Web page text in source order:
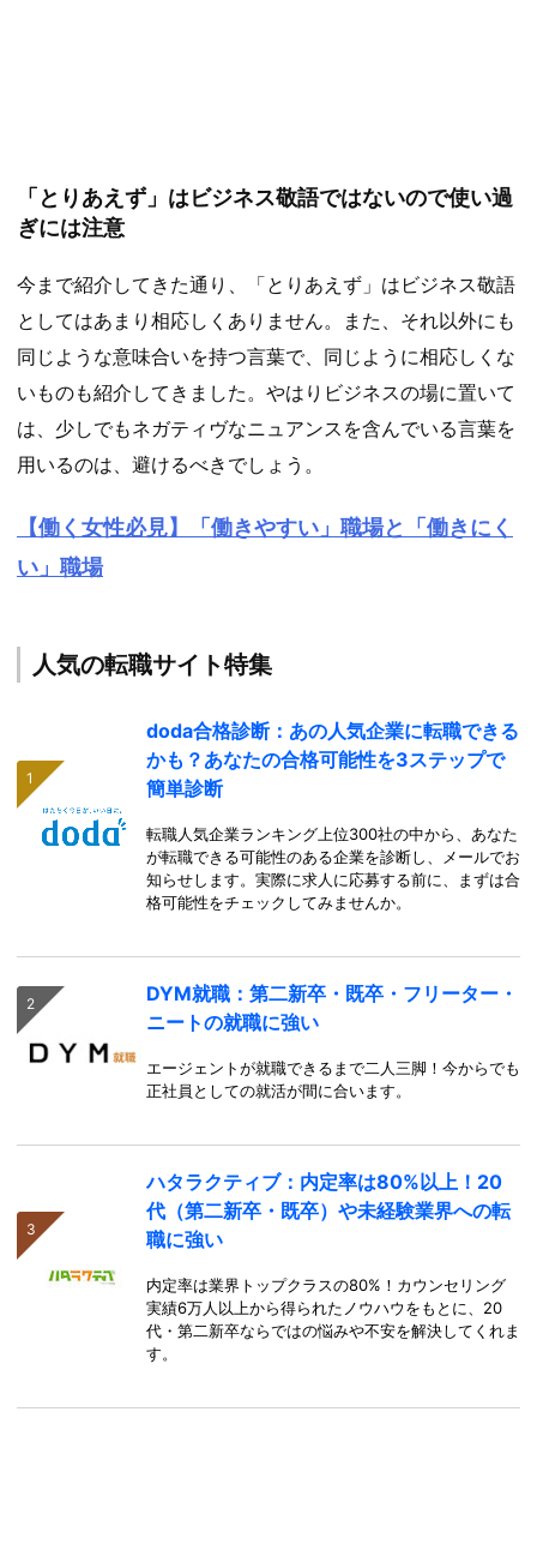
「とりあえず」はビジネス敬語ではないので使い過
ぎには注意
今まで紹介してきた通り、「とりあえず」はビジネス敬語
としてはあまり相応しくありません。また、それ以外にも
同じような意味合いを持つ言葉で、同じように相応しくな
いものも紹介してきました。やはりビジネスの場に置いて
は、少しでもネガティヴなニュアンスを含んでいる言葉を
用いるのは、避けるべきでしょう。
【働く女性必見】「働きやすい」職場と「働きにく
い」職場
人気の転職サイト特集
doda合格診断：あの人気企業に転職できる
かも？あなたの合格可能性を3ステップで
簡単診断
転職人気企業ランキング上位300社の中から、あなた
が転職できる可能性のある企業を診断し、メールでお
知らせします。実際に求人に応募する前に、まずは合
格可能性をチェックしてみませんか。
DYM就職：第二新卒・既卒・フリーター・
ニートの就職に強い
エージェントが就職できるまで二人三脚！今からでも
正社員としての就活が間に合います。
ハタラクティブ：内定率は80%以上！20
代（第二新卒・既卒）や未経験業界への転
職に強い
内定率は業界トップクラスの80%！カウンセリング
実績6万人以上から得られたノウハウをもとに、20
代・第二新卒ならではの悩みや不安を解決してくれま
す。